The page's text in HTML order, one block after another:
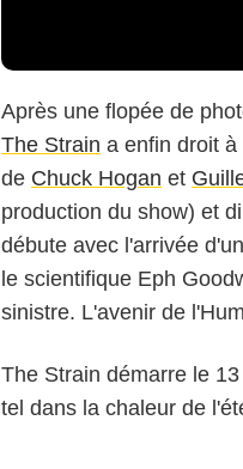
Après une flopée de
The Strain a enfin droit
de Chuck Hogan et
production du show) et
débute avec l'arrivée
le scientifique Eph
sinistre. L'avenir de
The Strain démarre le
tel dans la chaleur de